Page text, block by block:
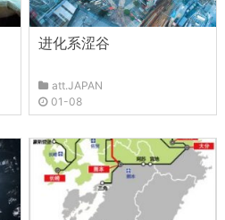
进化系涩谷
att.JAPAN
01-08